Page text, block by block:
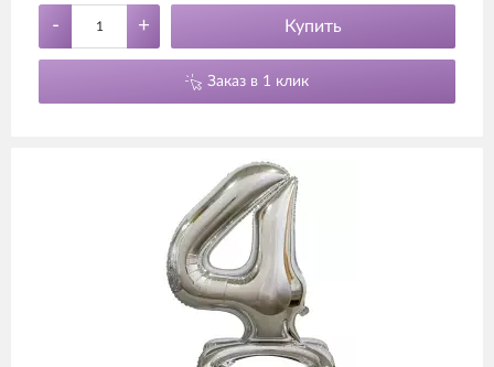
- + Купить
Заказ в 1 клик